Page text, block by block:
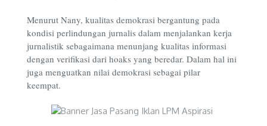
Menurut Nany, kualitas demokrasi bergantung pada
kondisi perlindungan jurnalis dalam menjalankan kerja
jurnalistik sebagaimana menunjang kualitas informasi
dengan verifikasi dari hoaks yang beredar. Dalam hal ini
juga menguatkan nilai demokrasi sebagai pilar
keempat.